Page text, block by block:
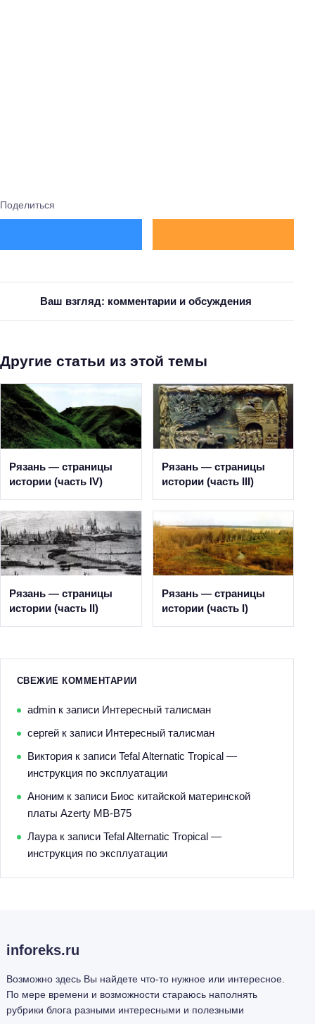
Поделиться
Ваш взгляд: комментарии и обсуждения
Другие статьи из этой темы
Рязань — страницы
истории (часть IV)
Рязань — страницы
истории (часть III)
Рязань — страницы
истории (часть II)
Рязань — страницы
истории (часть I)
СВЕЖИЕ КОММЕНТАРИИ
adminк записи Интересный талисман
сергейк записи Интересный талисман
Виктория к записи Tefal Alternatic Tropical —
инструкция по эксплуатации
Анонимк записи Биос китайской материнской
платы Azerty MB-B75
Лаурак записи Tefal Alternatic Tropical —
инструкция по эксплуатации
inforeks.ru
Возможно здесь Вы найдете что-то нужное или интересное.
По мере времени и возможности стараюсь наполнять
рубрики блога разными интересными и полезными